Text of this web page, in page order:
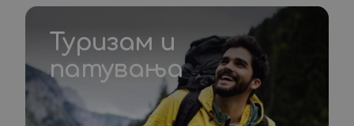
Туризам и
патувања